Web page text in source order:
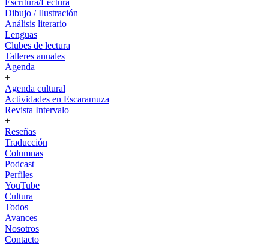
Escritura/Lectura
Dibujo / Ilustración
Análisis literario
Lenguas
Clubes de lectura
Talleres anuales
Agenda
+
Agenda cultural
Actividades en Escaramuza
Revista Intervalo
+
Reseñas
Traducción
Columnas
Podcast
Perfiles
YouTube
Cultura
Todos
Avances
Nosotros
Contacto